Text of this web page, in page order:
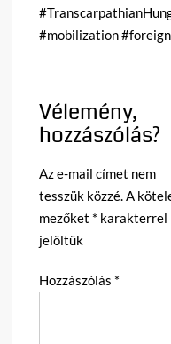
#mobilization
Vélemény,
hozzászólás?
Az e-mail címet nem
tesszük közzé.A
mezőket * karakterrel
jelöltük
Hozzászólás *